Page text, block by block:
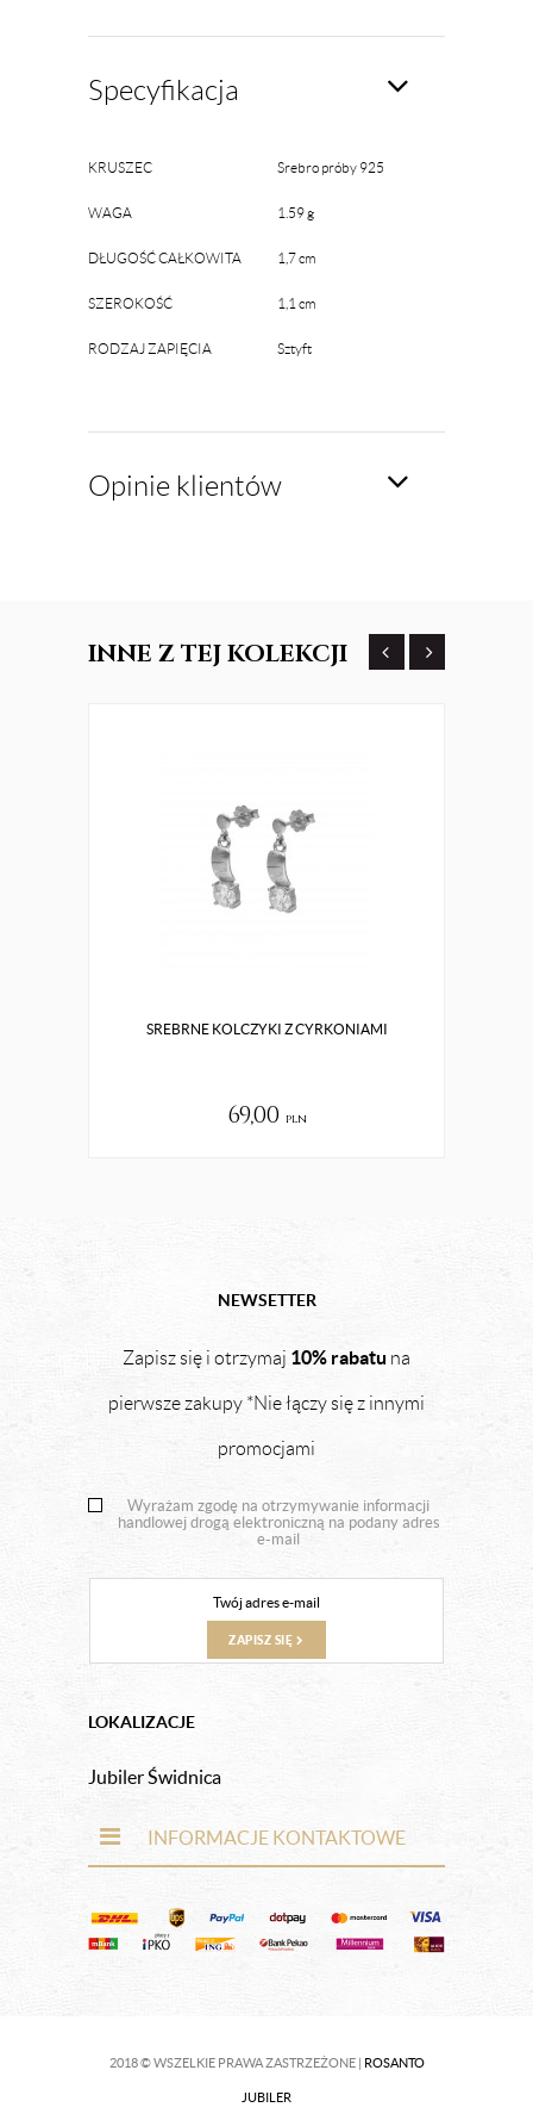
Specyfikacja
KRUSZEC Srebro próby 925
WAGA 1.59 g
DŁUGOŚĆ CAŁKOWITA 1,7 cm
SZEROKOŚĆ 1,1 cm
RODZAJ ZAPIĘCIA Sztyft
Opinie klientów
INNE Z TEJ KOLEKCJI
SREBRNE KOLCZYKI Z CYRKONIAMI
69,00 pln
NEWSETTER
Zapisz się i otrzymaj 10% rabatu na
pierwsze zakupy *Nie łączy się z innymi
promocjami
Wyrażam zgodę na otrzymywanie informacji
handlowej drogą elektroniczną na podany adres
e-mail
ZAPISZ SIĘ
LOKALIZACJE
Jubiler Świdnica
INFORMACJE KONTAKTOWE
2018 © WSZELKIE PRAWA ZASTRZEŻONE | ROSANTO
JUBILER